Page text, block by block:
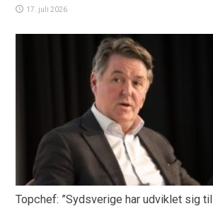
17. juli 2026
Topchef: ”Sydsverige har udviklet sig